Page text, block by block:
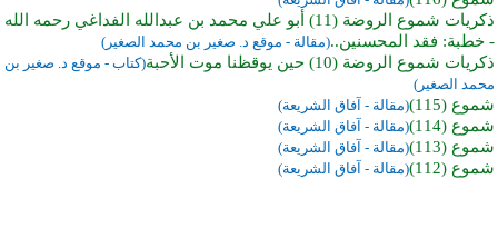
ذكريات شموع الروضة (11) أبو علي محمد بن عبدالله الفداغي رحمه الله
- خطبة: فقد المحسنين..(مقالة - موقع د. صغير بن محمد الصغير)
ذكريات شموع الروضة (10) حين يوقظنا موت الأحبة
(كتاب - موقع د. صغير بن
محمد الصغير)
شموع (115) (مقالة - آفاق الشريعة)
شموع (114) (مقالة - آفاق الشريعة)
شموع (113) (مقالة - آفاق الشريعة)
شموع (112) (مقالة - آفاق الشريعة)